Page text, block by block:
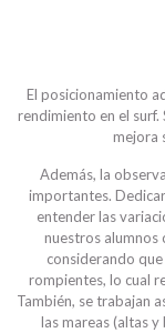
El posicionamiento
rendimiento en el
mejora
Además, la
importantes.
entender las
nuestros alumnos
considerando
rompientes, lo cual
También, se trabajan
las mareas (altas